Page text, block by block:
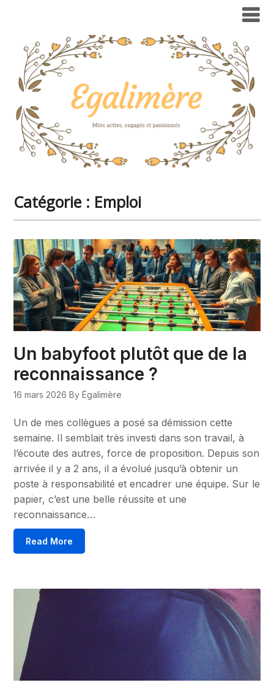
Catégorie : Emploi
Un babyfoot plutôt que de la
reconnaissance ?
16 mars 2026 By Égalimère
Un de mes collègues a posé sa démission cette
semaine. Il semblait très investi dans son travail, à
l’écoute des autres, force de proposition. Depuis son
arrivée il y a 2 ans, il a évolué jusqu’à obtenir un
poste à responsabilité et encadrer une équipe. Sur le
papier, c’est une belle réussite et une
reconnaissance…
Read More